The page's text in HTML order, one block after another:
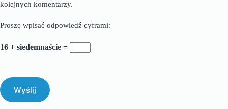
kolejnych komentarzy.
Proszę wpisać odpowiedź cyframi:
16 + siedemnaście =
Wyślij